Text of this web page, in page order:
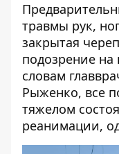
травмы рук,
закрытая
подозрение
словам
Рыженко, все
тяжелом
реанимации,